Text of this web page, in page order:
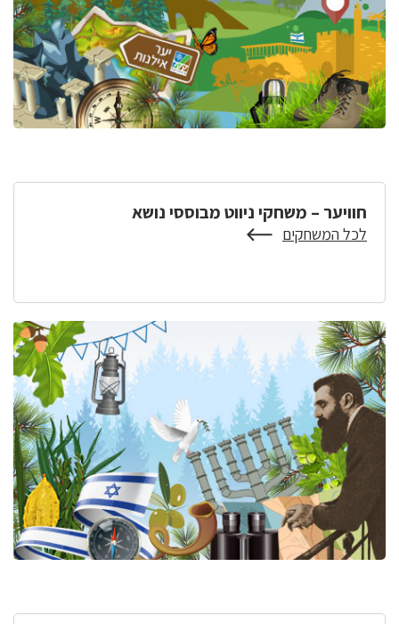
חוויער – משחקי ניווט מבוססי נושא
לכל המשחקים
על
משחקי
ניווט
מבוססי
נושא